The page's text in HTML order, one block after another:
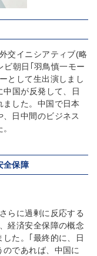
交イニシアティブ(略
朝日｢羽鳥慎一モー
として生出演しまし
中国が反発して、日
した。中国で日本
日中間のビジネス
全保障
らに過剰に反応する
経済安全保障の概念
た。｢最終的に、日
であれば、中国に